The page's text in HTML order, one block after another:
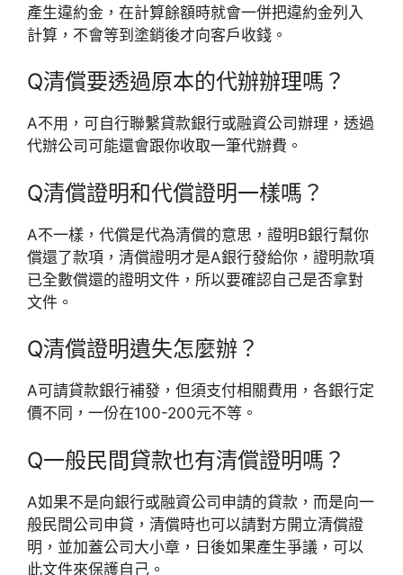
產生違約金，在計算餘額時就會一併把違約金列入
計算，不會等到塗銷後才向客戶收錢。
Q清償要透過原本的代辦辦理嗎？
A不用，可自行聯繫貸款銀行或融資公司辦理，透過
代辦公司可能還會跟你收取一筆代辦費。
Q清償證明和代償證明一樣嗎？
A不一樣，代償是代為清償的意思，證明B銀行幫你
償還了款項，清償證明才是A銀行發給你，證明款項
已全數償還的證明文件，所以要確認自己是否拿對
文件。
Q清償證明遺失怎麼辦？
A可請貸款銀行補發，但須支付相關費用，各銀行定
價不同，一份在100-200元不等。
Q一般民間貸款也有清償證明嗎？
A如果不是向銀行或融資公司申請的貸款，而是向一
般民間公司申貸，清償時也可以請對方開立清償證
明，並加蓋公司大小章，日後如果產生爭議，可以
此文件來保護自己。